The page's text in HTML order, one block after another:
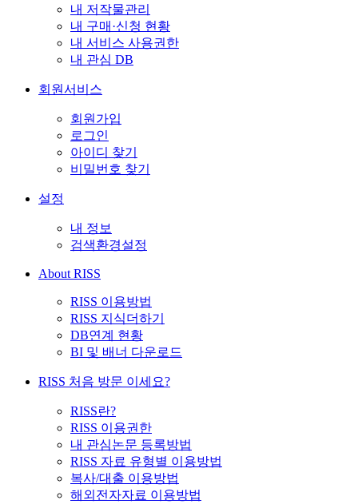
내 저작물관리
내 구매·신청 현황
내 서비스 사용권한
내 관심 DB
회원서비스
회원가입
로그인
아이디 찾기
비밀번호 찾기
설정
내 정보
검색환경설정
About RISS
RISS 이용방법
RISS 지식더하기
DB연계 현황
BI 및 배너 다운로드
RISS 처음 방문 이세요?
RISS란?
RISS 이용권한
내 관심논문 등록방법
RISS 자료 유형별 이용방법
복사/대출 이용방법
해외전자자료 이용방법